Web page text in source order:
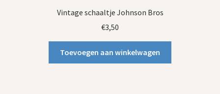
Vintage schaaltje Johnson Bros
€3,50
Toevoegen aan winkelwagen